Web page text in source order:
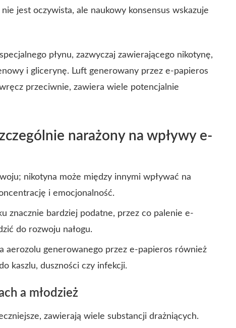
jest oczywista, ale naukowy konsensus wskazuje
płynu, zazwyczaj zawierającego nikotynę,
i glicerynę. Luft generowany przez e-papieros
przeciwnie, zawiera wiele potencjalnie
narażony na wpływy e-
nikotyna może między innymi wpływać na
i emocjonalność.
znacznie bardziej podatne, przez co palenie e-
do rozwoju nałogu.
aerozolu generowanego przez e-papieros również
kaszlu, duszności czy infekcji.
a młodzież
zawierają wiele substancji drażniących.